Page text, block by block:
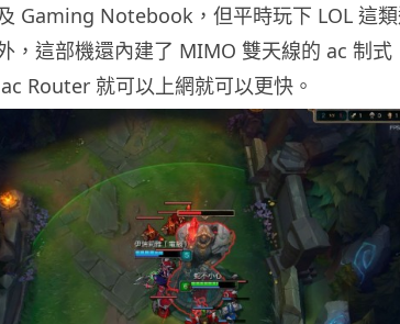
Gaming Notebook，但平時玩下 LOL 這
，這部機還內建了 MIMO 雙天線的 ac 制式
Router 就可以上網就可以更快。